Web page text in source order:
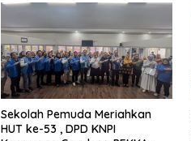
Sekolah Pemuda Meriahkan
HUT ke-53 , DPD KNPI